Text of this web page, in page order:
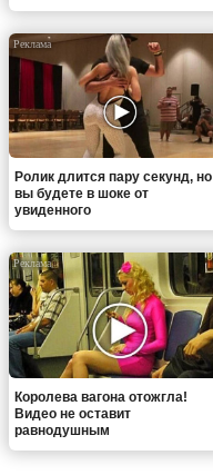
Ролик длится пару секунд, но
вы будете в шоке от
увиденного
Королева вагона отожгла!
Видео не оставит
равнодушным